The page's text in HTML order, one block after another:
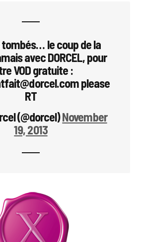
tombés… le coup de la
avec DORCEL, pour
VOD gratuite :
please
RT
(@dorcel)November
19, 2013